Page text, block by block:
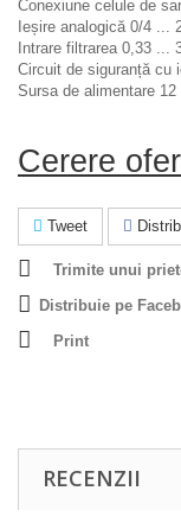
Conexiune celule de
Ieșire analogică 0/4 ...
Intrare filtrarea 0,33 ...
Circuit de siguranță cu
Sursa de alimentare
Cerere
Tweet
Trimite unui
Distribuie pe
Print
RECENZII